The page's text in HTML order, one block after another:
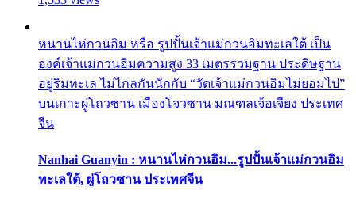
หนานไห่กวนอิม หรือ รูปปั้นเจ้าแม่กวนอิมทะเลใต้ เป็น
องค์เจ้าแม่กวนอิมความสูง 33 เมตรรวมฐาน ประดิษฐาน
อยู่ริมทะเล ไม่ไกลกันนักกับ “วัดเจ้าแม่กวนอิมไม่ยอมไป”
บนเกาะผู่โถวซาน เมืองโจวซาน มณฑลเจ้อเจียง ประเทศ
จีน
Nanhai Guanyin : หนานไห่กวนอิม...รูปปั้นเจ้าแม่กวนอิม
ทะเลใต้, ผู่โถวซาน ประเทศจีน